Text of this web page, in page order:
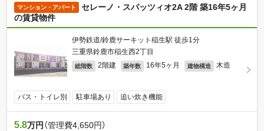
マンション・アパート
セレーノ・スパッツィオ2A 2階 築16年5ヶ月
の賃貸物件
伊勢鉄道/鈴鹿サーキット稲生駅 徒歩1分
三重県鈴鹿市稲生西2丁目
総階数 2階建 築年数 16年5ヶ月 建物構造 木造
バス・トイレ別 駐車場あり 追い炊き機能
5.8万円 （管理費4,650円）